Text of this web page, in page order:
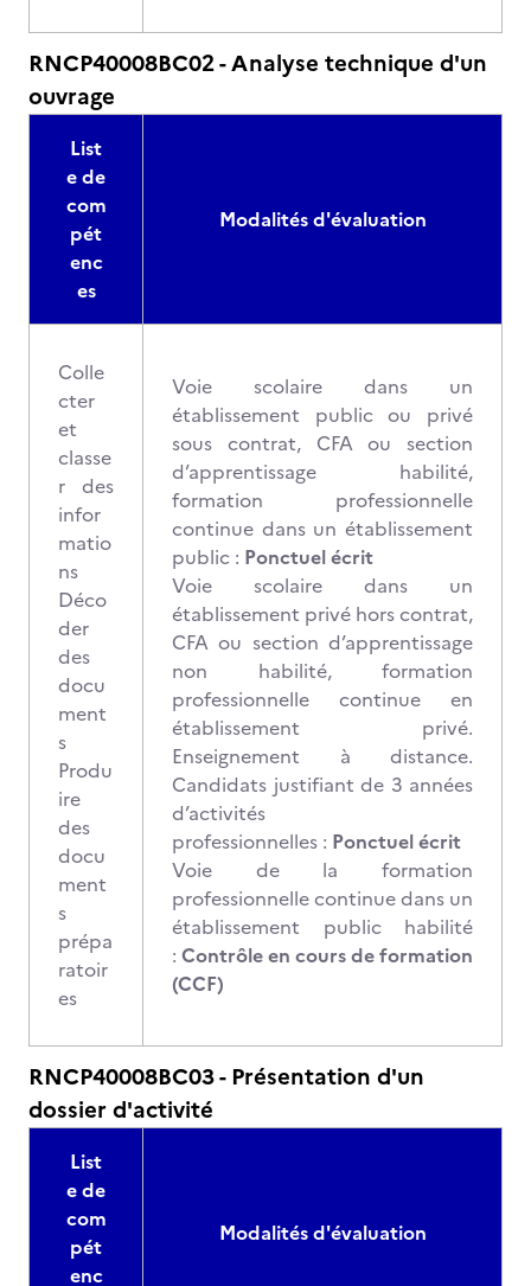
RNCP40008BC02 - Analyse technique d'un
ouvrage
List
e de
com
pét
enc
es
Modalités d'évaluation
Colle
cter
et
classe
r des
infor
matio
ns
Déco
der
des
docu
ment
s
Produ
ire
des
docu
ment
s
prépa
ratoir
es
Voie scolaire dans un
établissement public ou privé
sous contrat, CFA ou section
d’apprentissage habilité,
formation professionnelle
continue dans un établissement
public : Ponctuel écrit
Voie scolaire dans un
établissement privé hors contrat,
CFA ou section d’apprentissage
non habilité, formation
professionnelle continue en
établissement privé.
Enseignement à distance.
Candidats justifiant de 3 années
d’activités
professionnelles : Ponctuel écrit
Voie de la formation
professionnelle continue dans un
établissement public habilité
: Contrôle en cours de formation
(CCF)
RNCP40008BC03 - Présentation d'un
dossier d'activité
List
e de
com
pét
enc
Modalités d'évaluation